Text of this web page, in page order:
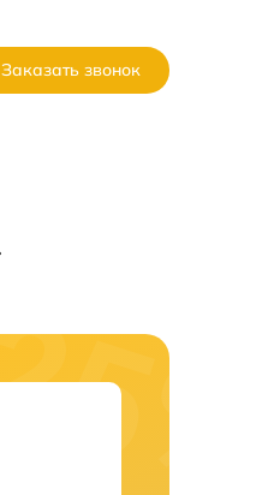
Заказать звонок